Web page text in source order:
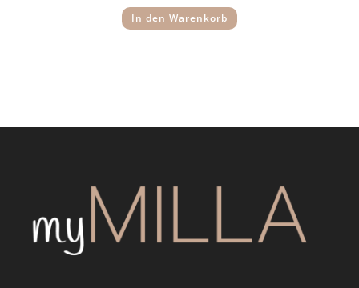
11,95 € 4,95 €.
In den Warenkorb